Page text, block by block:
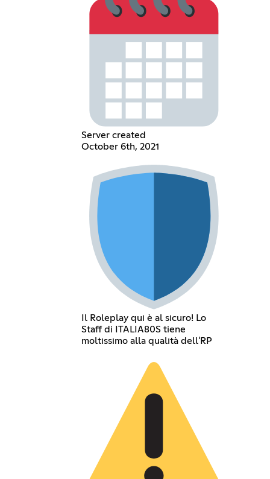
Server created
October 6th, 2021
Il Roleplay qui è al sicuro! Lo
Staff di ITALIA80S tiene
moltissimo alla qualità dell'RP